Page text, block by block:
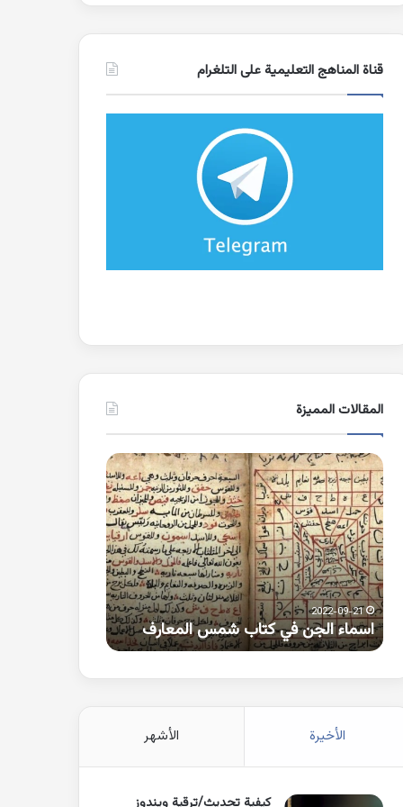
قناة المناهج التعليمية على التلغرام
المقالات المميزة
اسماء
الجن
في
كتاب
شمس
المعارف
2022-09-21
اسماء الجن في كتاب شمس المعارف
كلمات
بها
همزة
متطرفة
على
الواو
الأخيرة الأشهر
كيفية تحديث/ترقية ويندوز